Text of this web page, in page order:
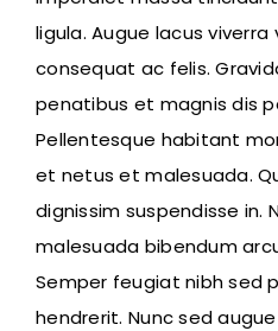
ligula. Augue lacus
consequat ac felis.
penatibus et magnis dis
Pellentesque habitant
et netus et malesuada.
dignissim suspendisse in.
malesuada bibendum
Semper feugiat nibh sed
hendrerit. Nunc sed